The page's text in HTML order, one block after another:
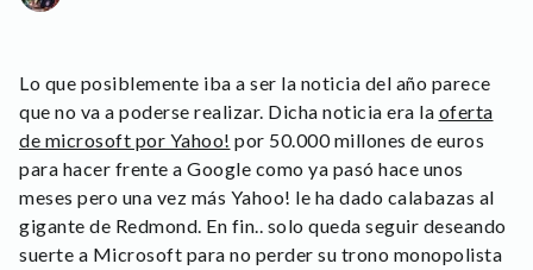
Lo que posiblemente iba a ser la noticia del año parece
que no va a poderse realizar. Dicha noticia era la oferta
de microsoft por Yahoo! por 50.000 millones de euros
para hacer frente a Google como ya pasó hace unos
meses pero una vez más Yahoo! le ha dado calabazas al
gigante de Redmond. En fin.. solo queda seguir deseando
suerte a Microsoft para no perder su trono monopolista